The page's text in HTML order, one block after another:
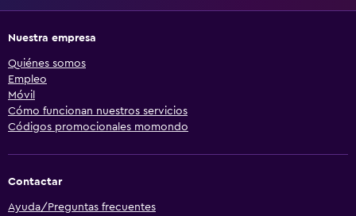
Nuestra empresa
Quiénes somos
Empleo
Móvil
Cómo funcionan nuestros servicios
Códigos promocionales momondo
Contactar
Ayuda/Preguntas frecuentes